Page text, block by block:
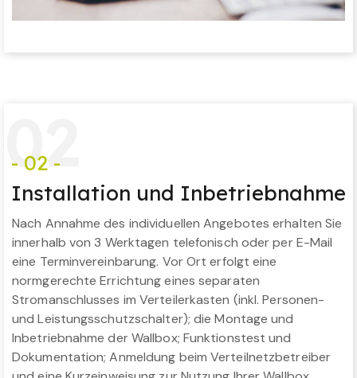
02
- 02 -
Installation und Inbetriebnahme
Nach Annahme des individuellen Angebotes erhalten Sie
innerhalb von 3 Werktagen telefonisch oder per E-Mail
eine Terminvereinbarung. Vor Ort erfolgt eine
normgerechte Errichtung eines separaten
Stromanschlusses im Verteilerkasten (inkl. Personen-
und Leistungsschutzschalter); die Montage und
Inbetriebnahme der Wallbox; Funktionstest und
Dokumentation; Anmeldung beim Verteilnetzbetreiber